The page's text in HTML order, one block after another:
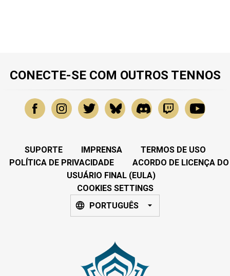
CONECTE-SE COM OUTROS TENNOS
SUPORTE IMPRENSA
TERMOS DE USO
POLÍTICA DE PRIVACIDADE
ACORDO DE LICENÇA DO
USUÁRIO FINAL (EULA)
COOKIES SETTINGS
PORTUGUÊS